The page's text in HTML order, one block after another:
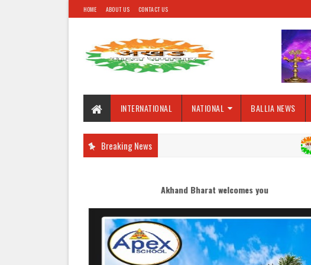
HOME ABOUT US CONTACT US
INTERNATIONAL NATIONAL BALLIA NEWS
Breaking News NEWS
Akhand Bharat welcomes you